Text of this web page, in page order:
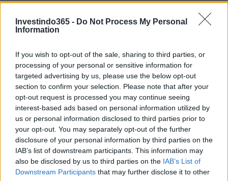
Investindo365 - Do Not Process My Personal
Information
If you wish to opt-out of the sale, sharing to third parties, or
processing of your personal or sensitive information for
targeted advertising by us, please use the below opt-out
section to confirm your selection. Please note that after your
opt-out request is processed you may continue seeing
interest-based ads based on personal information utilized by
us or personal information disclosed to third parties prior to
your opt-out. You may separately opt-out of the further
disclosure of your personal information by third parties on the
IAB’s list of downstream participants. This information may
also be disclosed by us to third parties on the IAB’s List of
Downstream Participants that may further disclose it to other
eficácia a investigação iniciada na Alesp.
AUTOR
Staff